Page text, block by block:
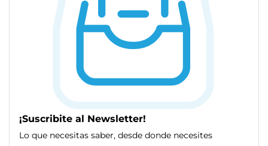
¡Suscribite al Newsletter!
Lo que necesitas saber, desde donde necesites